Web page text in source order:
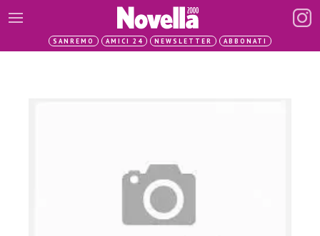
SANREMO AMICI 24 NEWSLETTER ABBONATI